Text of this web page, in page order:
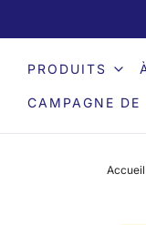
PRODUITS
CAMPAGNE
Accueil